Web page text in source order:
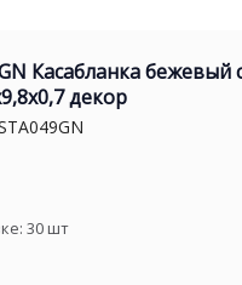
Касабланка бежевый
декор
30шт